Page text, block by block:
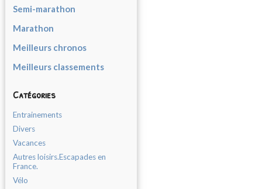
Semi-marathon
Marathon
Meilleurs chronos
Meilleurs classements
Catégories
Entrainements
Divers
Vacances
Autres loisirs.Escapades en
France.
Vélo